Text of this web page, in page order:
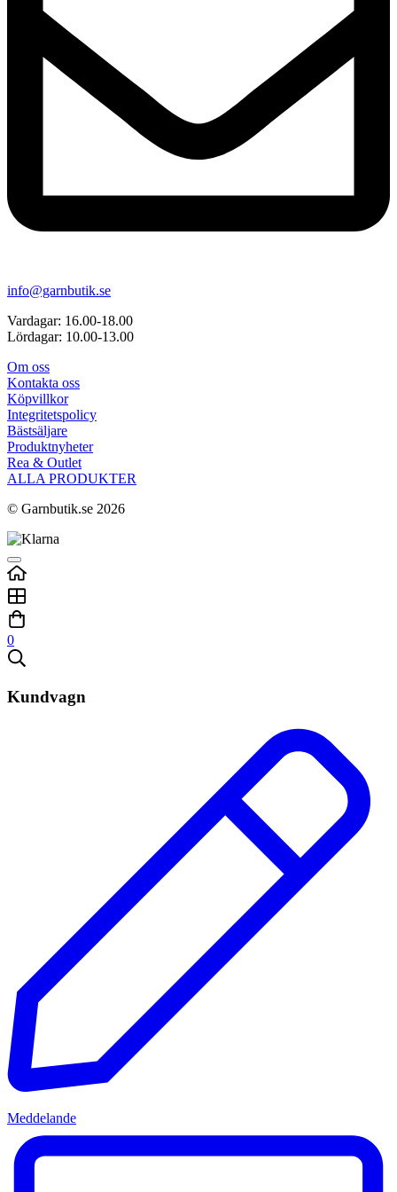
info@garnbutik.se
Vardagar: 16.00-18.00
Lördagar: 10.00-13.00
Om oss
Kontakta oss
Köpvillkor
Integritetspolicy
Bästsäljare
Produktnyheter
Rea & Outlet
ALLA PRODUKTER
© Garnbutik.se 2026
0
Kundvagn
Meddelande